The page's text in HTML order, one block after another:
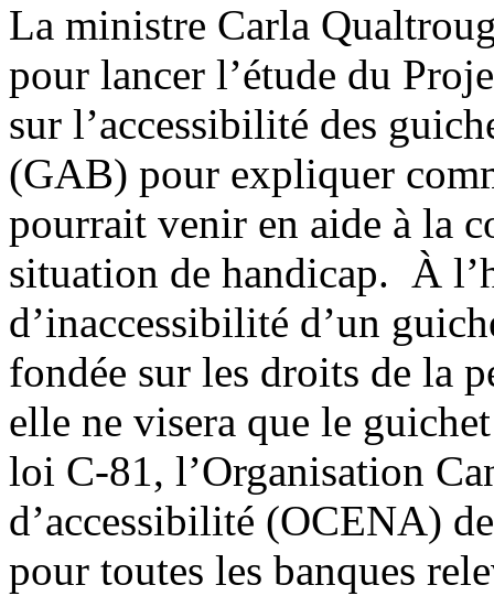
La ministre Carla
pour lancer l’étude du
sur l’accessibilité des
(GAB) pour expliquer
pourrait venir en aide à la
situation de handicap. À
d’inaccessibilité d’un
fondée sur les droits de la
elle ne visera que le
loi C-81, l’Organisation
d’accessibilité (OCENA)
pour toutes les banques